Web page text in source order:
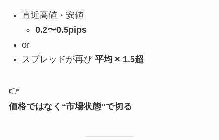
直近高値・安値
0.2〜0.5pips
or
スプレッドが再び 平均 × 1.5超
👉
価格ではなく“市場状態”で切る